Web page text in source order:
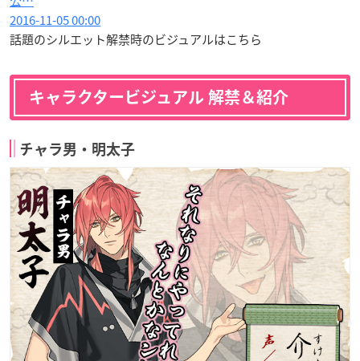
2016-11-05 00:00
話題のシルエット解禁時のビジュアルはこちら
キャラクタービジュアル 解禁＆紹介
チャラ男・明太子